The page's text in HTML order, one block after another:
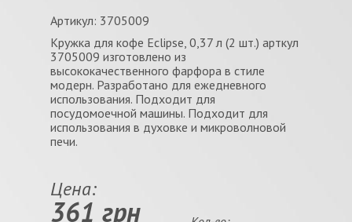
Артикул: 3705009
Кружка для кофе Eclipse, 0,37 л (2 шт.) арткул
3705009 изготовлено из
высококачественного фарфора в стиле
модерн. Разработано для ежедневного
использования. Подходит для
посудомоечной машины. Подходит для
использования в духовке и микроволновой
печи.
Цена:
361 грн